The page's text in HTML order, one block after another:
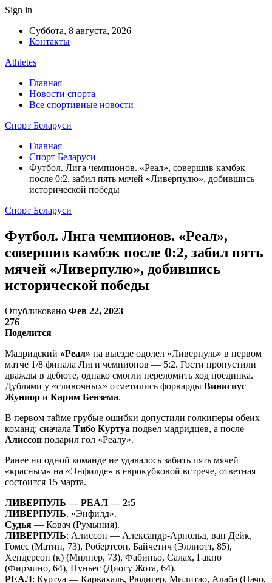
Sign in
Суббота, 8 августа, 2026
Контакты
Athletes
Главная
Новости спорта
Все спортивные новости
Спорт Беларуси
Главная
Спорт Беларуси
Футбол. Лига чемпионов. «Реал», совершив камбэк
после 0:2, забил пять мячей «Ливерпулю», добившись
исторической победы
Спорт Беларуси
Футбол. Лига чемпионов. «Реал»,
совершив камбэк после 0:2, забил пять
мячей «Ливерпулю», добившись
исторической победы
Опубликовано Фев 22, 2023
276
Поделится
Мадридский «Реал» на выезде одолел «Ливерпуль» в первом
матче 1/8 финала Лиги чемпионов — 5:2. Гости пропустили
дважды в дебюте, однако смогли переломить ход поединка.
Дублями у «сливочных» отметились форварды Винисиус
Жуниор и Карим Бензема.
В первом тайме грубые ошибки допустили голкиперы обеих
команд: сначала Тибо Куртуа подвел мадридцев, а после
Алиссон подарил гол «Реалу».
Ранее ни одной команде не удавалось забить пять мячей
«красным» на «Энфилде» в еврокубковой встрече, ответная
состоится 15 марта.
ЛИВЕРПУЛЬ — РЕАЛ — 2:5
ЛИВЕРПУЛЬ. «Энфилд».
Судья — Ковач (Румыния).
ЛИВЕРПУЛЬ: Алиссон — Александр-Арнольд, ван Дейк,
Гомес (Матип, 73), Робертсон, Байчетич (Эллиотт, 85),
Хендерсон (к) (Милнер, 73), Фабиньо, Салах, Гакпо
(Фирмино, 64), Нуньес (Диогу Жота, 64).
РЕАЛ: Куртуа — Карвахаль, Рюдигер, Милитао, Алаба (Начо,